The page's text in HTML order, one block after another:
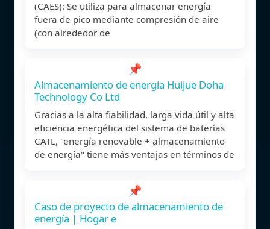
(CAES): Se utiliza para almacenar energía
fuera de pico mediante compresión de aire
(con alrededor de
📌
Almacenamiento de energía Huijue Doha
Technology Co Ltd
Gracias a la alta fiabilidad, larga vida útil y alta
eficiencia energética del sistema de baterías
CATL, "energía renovable + almacenamiento
de energía" tiene más ventajas en términos de
📌
Caso de proyecto de almacenamiento de
energía | Hogar e